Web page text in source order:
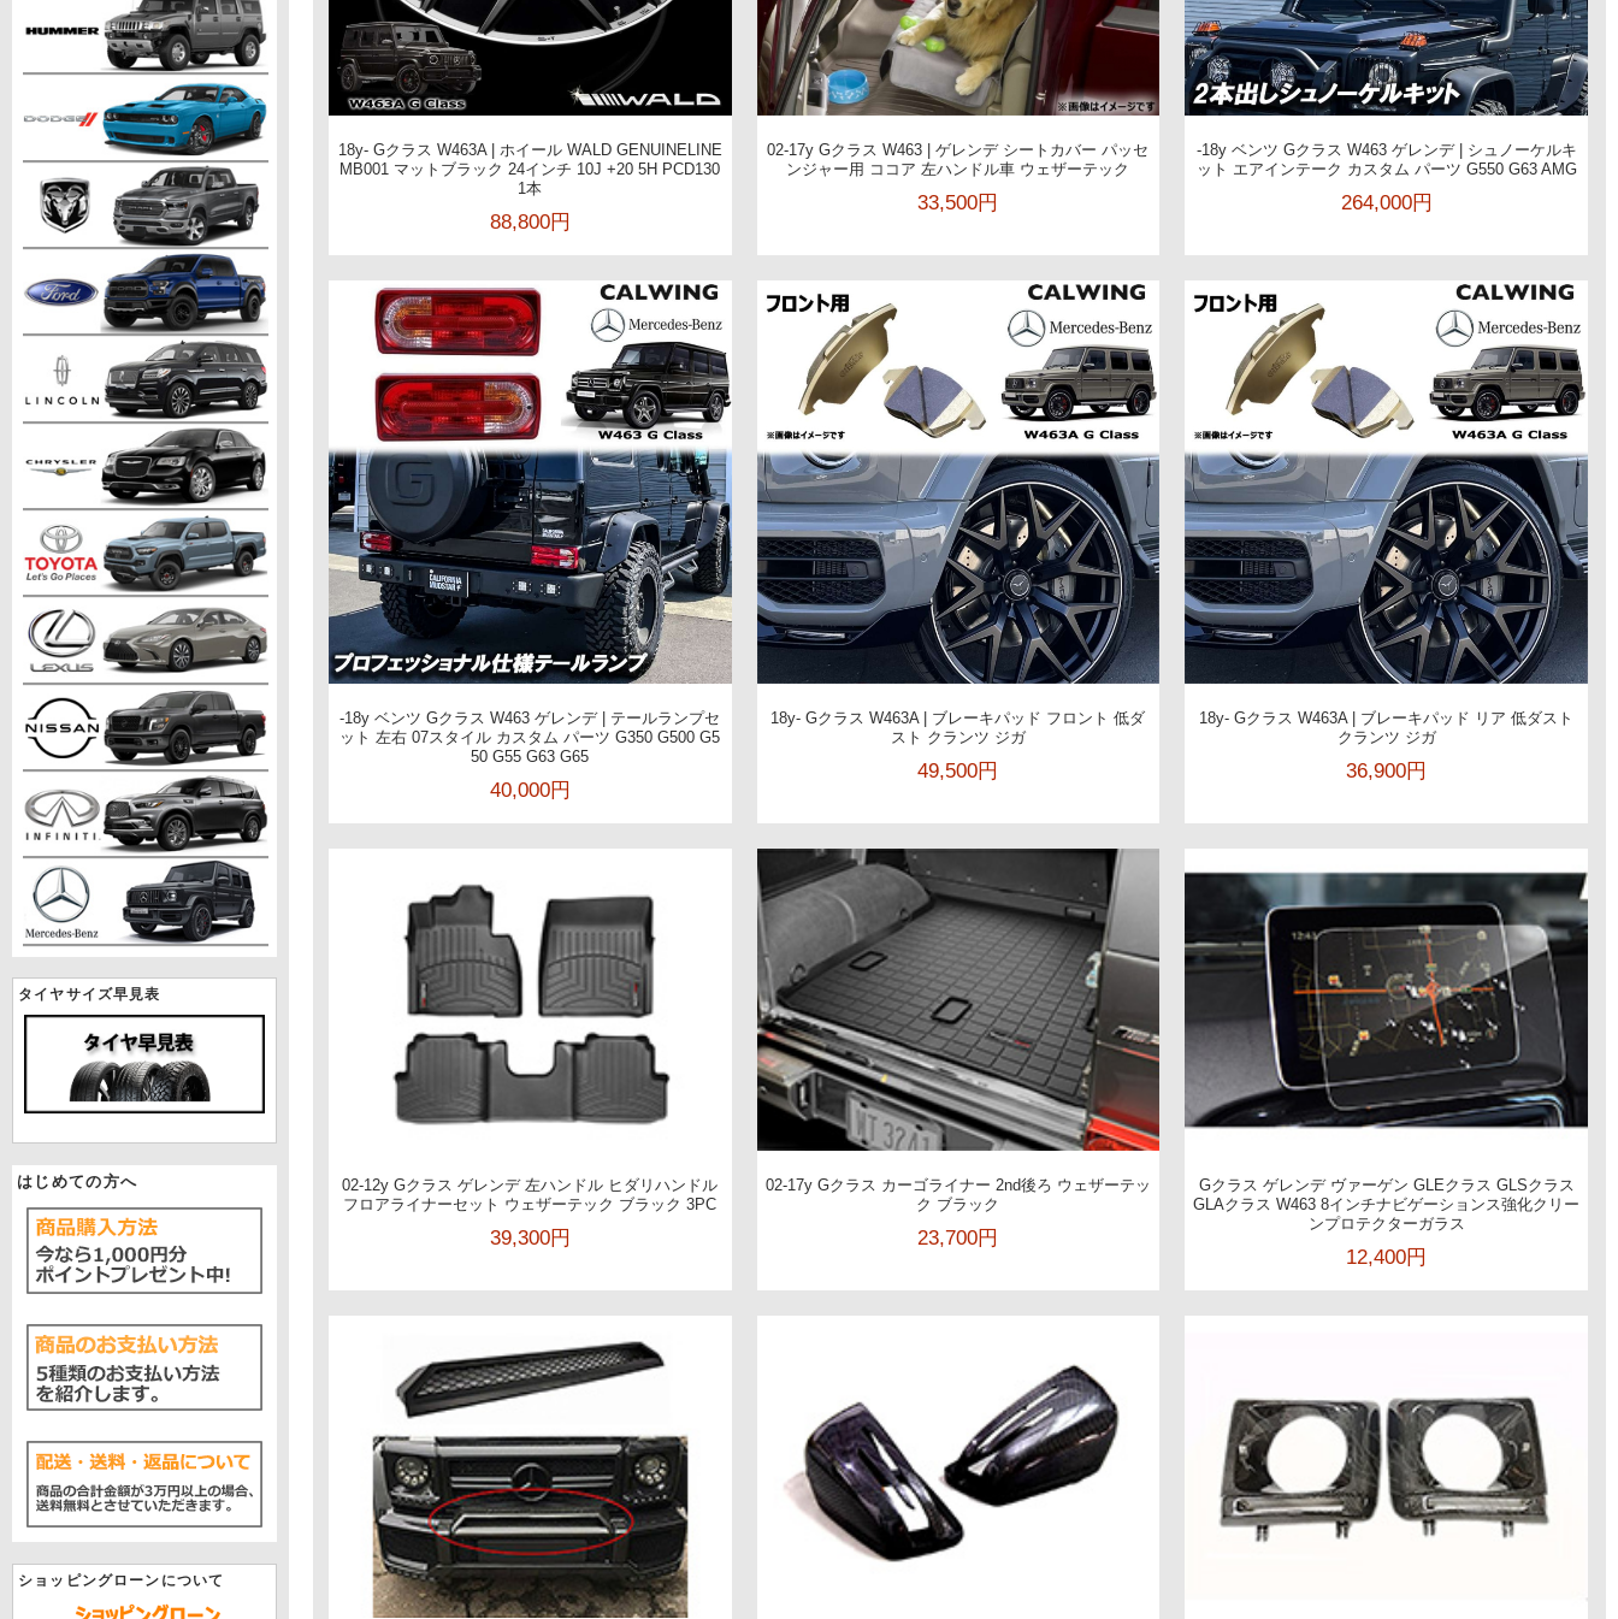
タイヤサイズ早見表
はじめての方へ
ショッピングローンについて
18y- Gクラス W463A | ホイール WALD GENUINELINE
MB001 マットブラック 24インチ 10J +20 5H PCD130
1本
88,800円
02-17y Gクラス W463 | ゲレンデ シートカバー パッセ
ンジャー用 ココア 左ハンドル車 ウェザーテック
33,500円
-18y ベンツ Gクラス W463 ゲレンデ | シュノーケルキ
ット エアインテーク カスタム パーツ G550 G63 AMG
264,000円
-18y ベンツ Gクラス W463 ゲレンデ | テールランプセ
ット 左右 07スタイル カスタム パーツ G350 G500 G5
50 G55 G63 G65
40,000円
18y- Gクラス W463A | ブレーキパッド フロント 低ダ
スト クランツ ジガ
49,500円
18y- Gクラス W463A | ブレーキパッド リア 低ダスト
クランツ ジガ
36,900円
02-12y Gクラス ゲレンデ 左ハンドル ヒダリハンドル
フロアライナーセット ウェザーテック ブラック 3PC
39,300円
02-17y Gクラス カーゴライナー 2nd後ろ ウェザーテッ
ク ブラック
23,700円
Gクラス ゲレンデ ヴァーゲン GLEクラス GLSクラス
GLAクラス W463 8インチナビゲーションス強化クリー
ンプロテクターガラス
12,400円